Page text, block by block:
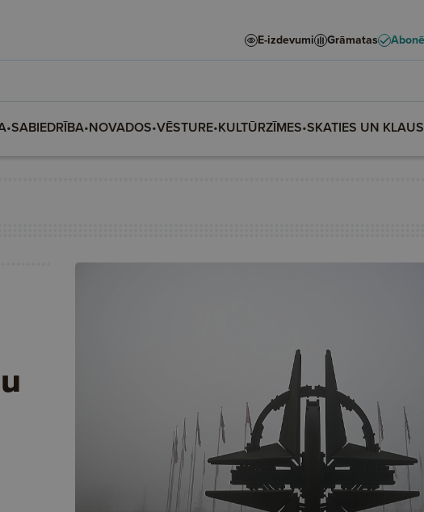
E-izdevumi Grāmatas
•SABIEDRĪBA•NOVADOS•VĒSTURE•KULTŪRZĪMES•SKATIES UN